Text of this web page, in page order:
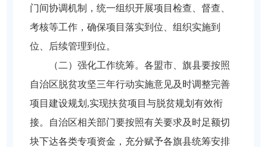
门间协调机制，统一组织开展项目检查、督查、
考核等工作，确保项目落实到位、组织实施到
位、后续管理到位。
（二）强化工作统筹。各盟市、旗县要按照
自治区脱贫攻坚三年行动实施意见及时调整完善
项目建设规划,实现扶贫项目与脱贫规划有效衔
接。自治区相关部门要按照有关要求及时足额切
块下达各类专项资金，充分赋予各旗县统筹安排